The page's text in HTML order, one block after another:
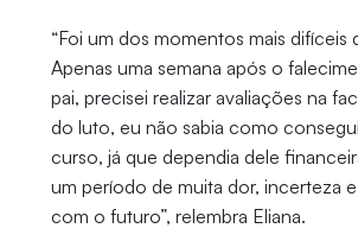
“Foi um dos momentos mais difíceis
Apenas uma semana após o
pai, precisei realizar avaliações na
do luto, eu não sabia como
curso, já que dependia dele
um período de muita dor, incerteza
com o futuro”, relembra Eliana.